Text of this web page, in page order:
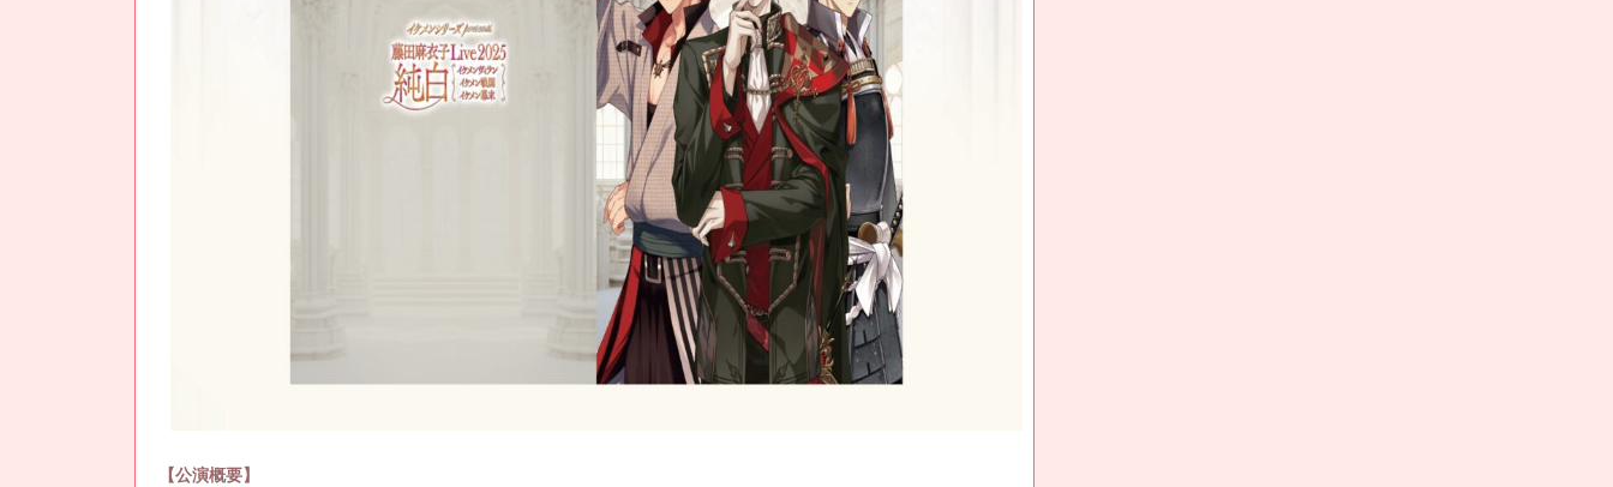
【公演概要】